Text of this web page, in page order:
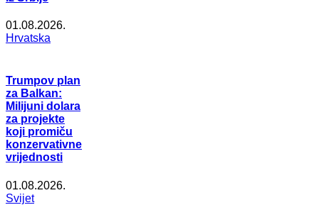
01.08.2026.
Hrvatska
Trumpov plan
za Balkan:
Milijuni dolara
za projekte
koji promiču
konzervativne
vrijednosti
01.08.2026.
Svijet